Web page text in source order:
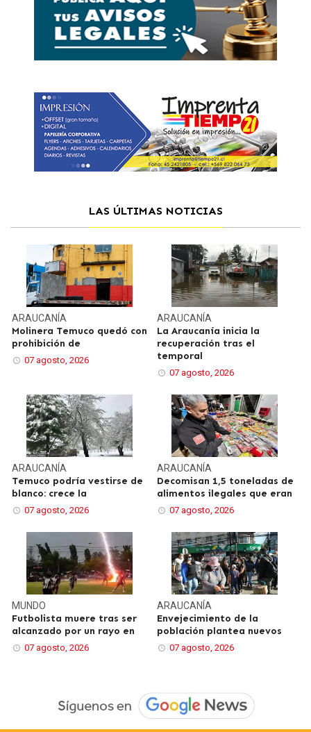
LAS ÚLTIMAS NOTICIAS
ARAUCANÍA
Molinera Temuco quedó con
prohibición de
07 agosto, 2026
ARAUCANÍA
La Araucanía inicia la
recuperación tras el
temporal
07 agosto, 2026
ARAUCANÍA
Temuco podría vestirse de
blanco: crece la
07 agosto, 2026
ARAUCANÍA
Decomisan 1,5 toneladas de
alimentos ilegales que eran
07 agosto, 2026
MUNDO
Futbolista muere tras ser
alcanzado por un rayo en
07 agosto, 2026
ARAUCANÍA
Envejecimiento de la
población plantea nuevos
07 agosto, 2026